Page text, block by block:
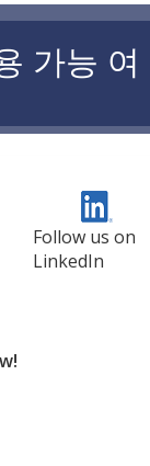
가능 여
Follow us on
LinkedIn